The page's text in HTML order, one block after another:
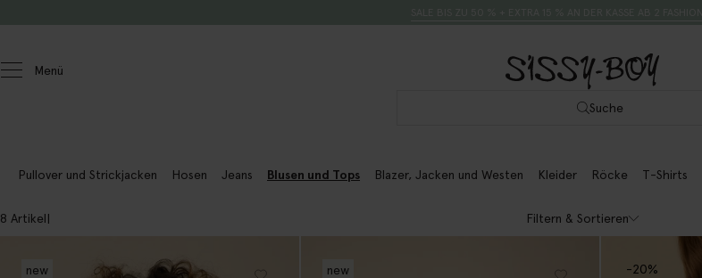
Menü
Suche
Pullover und Strickjacken Hosen Jeans Blusen und Tops Blazer, Jacken und Westen Kleider Röcke T-Shirts
8 Artikel Filtern & Sortieren
new new
-20%